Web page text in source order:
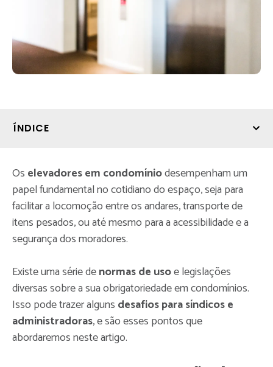
ÍNDICE
Os elevadores em condomíniodesempenham um
papel fundamental no cotidiano do espaço, seja para
facilitar a locomoção entre os andares, transporte de
itens pesados, ou até mesmo para a acessibilidade e a
segurança dos moradores.
Existe uma série denormas de usoe legislações
diversas sobre a sua obrigatoriedade em condomínios.
Isso pode trazer alguns desafios para síndicos e
administradoras, e são esses pontos que
abordaremos neste artigo.